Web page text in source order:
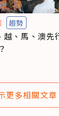
趨勢
、馬、澳先
更多相關文章